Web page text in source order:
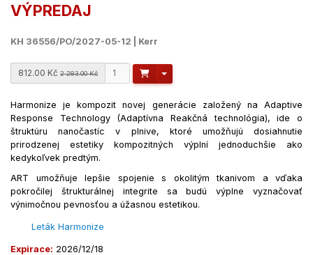
VÝPREDAJ
KH 36556/PO/2027-05-12 | Kerr
812.00 Kč 2 283.00 Kč Toggle Dropdown
Harmonize je kompozit novej generácie založený na Adaptive
Response Technology (Adaptívna Reakčná technológia), ide o
štruktúru nanočastíc v plnive, ktoré umožňujú dosiahnutie
prirodzenej estetiky kompozitných výplní jednoduchšie ako
kedykoľvek predtým.
ART umožňuje lepšie spojenie s okolitým tkanivom a vďaka
pokročilej štrukturálnej integrite sa budú výplne vyznačovať
výnimočnou pevnosťou a úžasnou estetikou.
Leták Harmonize
Expirace: 2026/12/18